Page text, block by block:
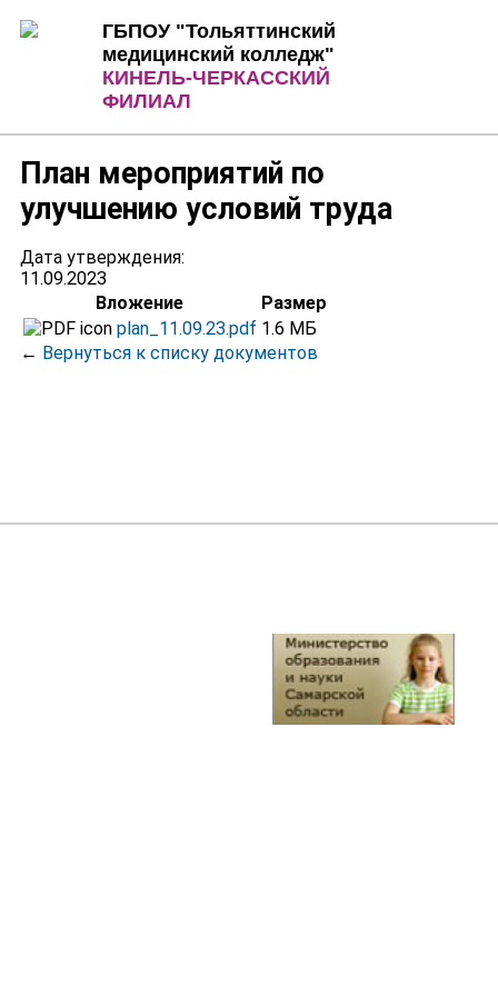
ГБПОУ "Тольяттинский
медицинский колледж"
КИНЕЛЬ-ЧЕРКАССКИЙ
ФИЛИАЛ
План мероприятий по
улучшению условий труда
Дата утверждения:
11.09.2023
Вложение
Размер
plan_11.09.23.pdf 1.6 МБ
← Вернуться к списку документов